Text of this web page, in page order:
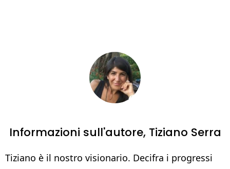
Informazioni sull'autore, Tiziano Serra
Tiziano è il nostro visionario. Decifra i progressi